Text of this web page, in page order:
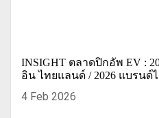
INSIGHT ตลาดปิกอัพ EV :
อิน ไทยแลนด์ / 2026 แบรนด์
4 Feb 2026